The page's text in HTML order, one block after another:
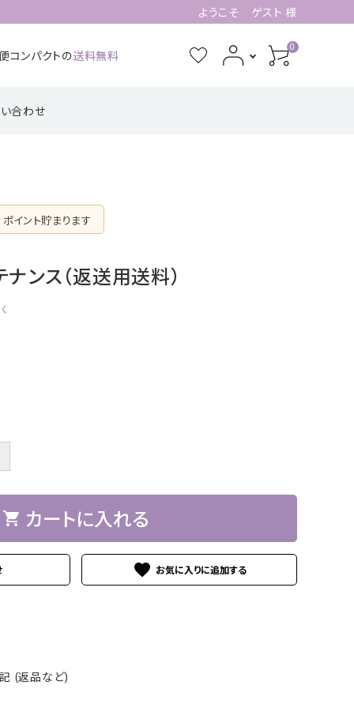
ようこそ ゲスト 様
コンパクトの送料無料
0
7月誕生石
合わせ
ポイント貯まります
ンス（返送用送料）
shopping_cart カートに入れる
favorite
(返品など)